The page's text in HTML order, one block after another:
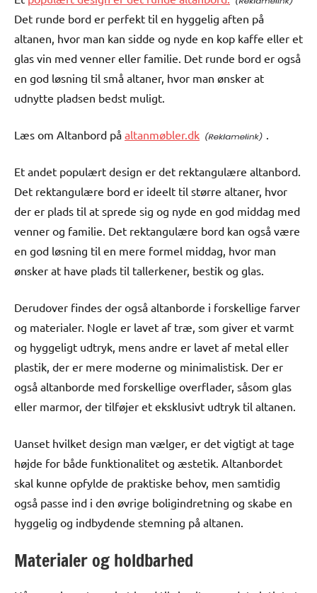
Det runde bord er perfekt til en hyggelig aften på
altanen, hvor man kan sidde og nyde en kop kaffe eller et
glas vin med venner eller familie. Det runde bord er også
en god løsning til små altaner, hvor man ønsker at
udnytte pladsen bedst muligt.
Læs om Altanbord på altanmøbler.dk .
Et andet populært design er det rektangulære altanbord.
Det rektangulære bord er ideelt til større altaner, hvor
der er plads til at sprede sig og nyde en god middag med
venner og familie. Det rektangulære bord kan også være
en god løsning til en mere formel middag, hvor man
ønsker at have plads til tallerkener, bestik og glas.
Derudover findes der også altanborde i forskellige farver
og materialer. Nogle er lavet af træ, som giver et varmt
og hyggeligt udtryk, mens andre er lavet af metal eller
plastik, der er mere moderne og minimalistisk. Der er
også altanborde med forskellige overflader, såsom glas
eller marmor, der tilføjer et eksklusivt udtryk til altanen.
Uanset hvilket design man vælger, er det vigtigt at tage
højde for både funktionalitet og æstetik. Altanbordet
skal kunne opfylde de praktiske behov, men samtidig
også passe ind i den øvrige boligindretning og skabe en
hyggelig og indbydende stemning på altanen.
Materialer og holdbarhed